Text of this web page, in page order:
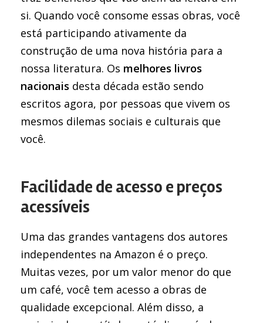
si. Quando você consome essas obras, você
está participando ativamente da
construção de uma nova história para a
nossa literatura. Os melhores livros
nacionais desta década estão sendo
escritos agora, por pessoas que vivem os
mesmos dilemas sociais e culturais que
você.
Facilidade de acesso e preços
acessíveis
Uma das grandes vantagens dos autores
independentes na Amazon é o preço.
Muitas vezes, por um valor menor do que
um café, você tem acesso a obras de
qualidade excepcional. Além disso, a